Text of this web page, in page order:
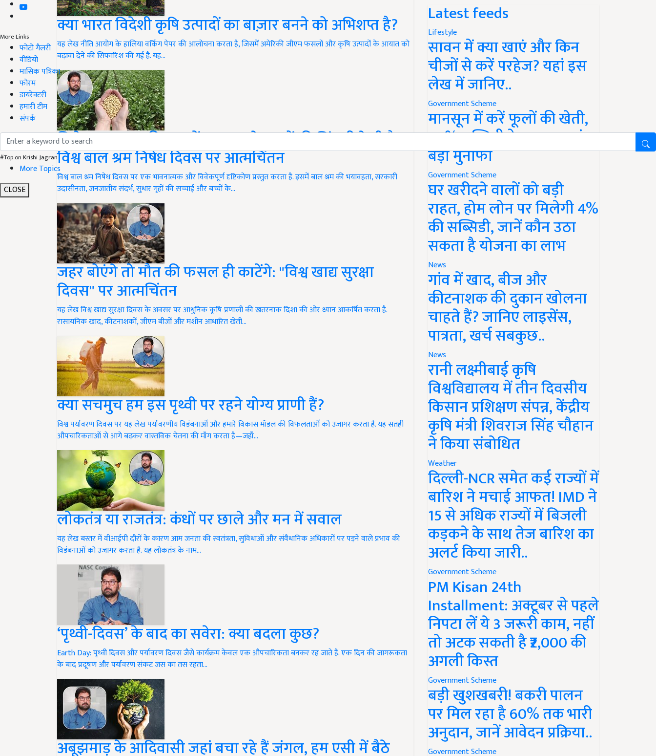
More Links
फोटो गैलरी
वीडियो
मासिक पत्रिका
फोरम
डायरेक्टरी
हमारी टीम
संपर्क
#Top on Krishi Jagran
More Topics
CLOSE
क्या भारत विदेशी कृषि उत्पादों का बाज़ार बनने को अभिशप्त है?
यह लेख नीति आयोग के हालिया वर्किंग पेपर की आलोचना करता है, जिसमें अमेरिकी जीएम फसलों और कृषि उत्पादों के आयात को
बढ़ावा देने की सिफारिश की गई है. यह…
छिने हुए बचपन की राख में, क्या तुमने सपनों की चिंगारी देखी है?:
विश्व बाल श्रम निषेध दिवस पर आत्मचिंतन
विश्व बाल श्रम निषेध दिवस पर एक भावनात्मक और विवेकपूर्ण दृष्टिकोण प्रस्तुत करता है. इसमें बाल श्रम की भयावहता, सरकारी
उदासीनता, जनजातीय संदर्भ, सुधार गृहों की सच्चाई और बच्चों के…
जहर बोएंगे तो मौत की फसल ही काटेंगे: "विश्व खाद्य सुरक्षा
दिवस" पर आत्मचिंतन
यह लेख विश्व खाद्य सुरक्षा दिवस के अवसर पर आधुनिक कृषि प्रणाली की खतरनाक दिशा की ओर ध्यान आकर्षित करता है.
रासायनिक खाद, कीटनाशकों, जीएम बीजों और मशीन आधारित खेती…
क्या सचमुच हम इस पृथ्वी पर रहने योग्य प्राणी हैं?
विश्व पर्यावरण दिवस पर यह लेख पर्यावरणीय विडंबनाओं और हमारे विकास मॉडल की विफलताओं को उजागर करता है. यह सतही
औपचारिकताओं से आगे बढ़कर वास्तविक चेतना की माँग करता है—जहाँ…
लोकतंत्र या राजतंत्र: कंधों पर छाले और मन में सवाल
यह लेख बस्तर में वीआईपी दौरों के कारण आम जनता की स्वतंत्रता, सुविधाओं और संवैधानिक अधिकारों पर पड़ने वाले प्रभाव की
विडंबनाओं को उजागर करता है. यह लोकतंत्र के नाम…
‘पृथ्वी-दिवस’ के बाद का सवेरा: क्या बदला कुछ?
Earth Day: पृथ्वी दिवस और पर्यावरण दिवस जैसे कार्यक्रम केवल एक औपचारिकता बनकर रह जाते हैं. एक दिन की जागरूकता
के बाद प्रदूषण और पर्यावरण संकट जस का तस रहता…
अबूझमाड़ के आदिवासी जहां बचा रहे हैं जंगल, हम एसी में बैठे
Latest feeds
Lifestyle
सावन में क्या खाएं और किन
चीजों से करें परहेज? यहां इस
लेख में जानिए..
Government Scheme
मानसून में करें फूलों की खेती,
50% सब्सिडी के साथ कमाएं
बड़ा मुनाफा
Government Scheme
घर खरीदने वालों को बड़ी
राहत, होम लोन पर मिलेगी 4%
की सब्सिडी, जानें कौन उठा
सकता है योजना का लाभ
News
गांव में खाद, बीज और
कीटनाशक की दुकान खोलना
चाहते हैं? जानिए लाइसेंस,
पात्रता, खर्च सबकुछ..
News
रानी लक्ष्मीबाई कृषि
विश्वविद्यालय में तीन दिवसीय
किसान प्रशिक्षण संपन्न, केंद्रीय
कृषि मंत्री शिवराज सिंह चौहान
ने किया संबोधित
Weather
दिल्ली-NCR समेत कई राज्यों में
बारिश ने मचाई आफत! IMD ने
15 से अधिक राज्यों में बिजली
कड़कने के साथ तेज बारिश का
अलर्ट किया जारी..
Government Scheme
PM Kisan 24th
Installment: अक्टूबर से पहले
निपटा लें ये 3 जरूरी काम, नहीं
तो अटक सकती है ₹2,000 की
अगली किस्त
Government Scheme
बड़ी खुशखबरी! बकरी पालन
पर मिल रहा है 60% तक भारी
अनुदान, जानें आवेदन प्रक्रिया..
Government Scheme